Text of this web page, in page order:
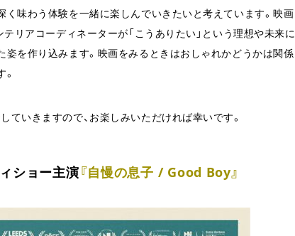
味わう体験を一緒に楽しんでいきたいと考えています。映画
リアコーディネーターが「こうありたい」という理想や未来に
を作り込みます。映画をみるときはおしゃれかどうかは関係
いきますので、お楽しみいただければ幸いです。
ショー主演『自慢の息子 / Good Boy』